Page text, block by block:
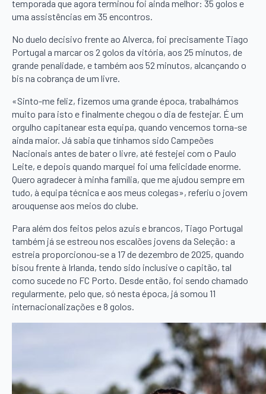
temporada que agora terminou foi ainda melhor: 35 golos e
uma assistências em 35 encontros.
No duelo decisivo frente ao Alverca, foi precisamente Tiago
Portugal a marcar os 2 golos da vitória, aos 25 minutos, de
grande penalidade, e também aos 52 minutos, alcançando o
bis na cobrança de um livre.
«Sinto-me feliz, fizemos uma grande época, trabalhámos
muito para isto e finalmente chegou o dia de festejar. É um
orgulho capitanear esta equipa, quando vencemos torna-se
ainda maior. Já sabia que tínhamos sido Campeões
Nacionais antes de bater o livre, até festejei com o Paulo
Leite, e depois quando marquei foi uma felicidade enorme.
Quero agradecer à minha família, que me ajudou sempre em
tudo, à equipa técnica e aos meus colegas», referiu o jovem
arouquense aos meios do clube.
Para além dos feitos pelos azuis e brancos, Tiago Portugal
também já se estreou nos escalões jovens da Seleção: a
estreia proporcionou-se a 17 de dezembro de 2025, quando
bisou frente à Irlanda, tendo sido inclusive o capitão, tal
como sucede no FC Porto. Desde então, foi sendo chamado
regularmente, pelo que, só nesta época, já somou 11
internacionalizações e 8 golos.